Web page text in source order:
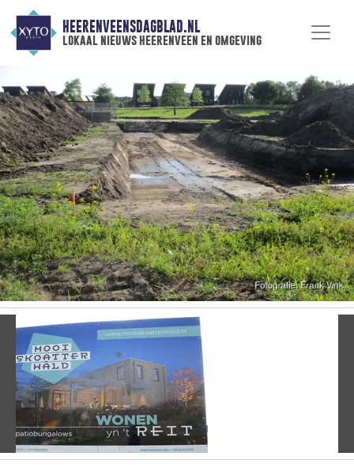
HEERENVEENSDAGBLAD.NL
lokaal nieuws heerenveen en omgeving
Vorige